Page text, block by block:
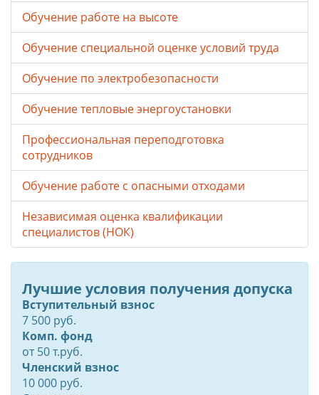
Обучение работе на высоте
Обучение специальной оценке условий труда
Обучение по электробезопасности
Обучение тепловые энергоустановки
Профессиональная переподготовка
сотрудников
Обучение работе с опасными отходами
Независимая оценка квалификации
специалистов (НОК)
Лучшие условия получения допуска
Вступительный взнос
7 500 руб.
Комп. фонд
от50т.руб.
Членский взнос
10 000 руб.